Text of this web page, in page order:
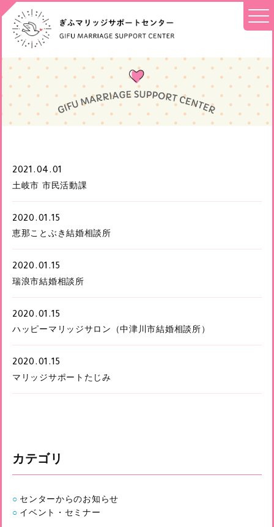
2021.04.01
土岐市 市民活動課
2020.01.15
恵那ことぶき結婚相談所
2020.01.15
瑞浪市結婚相談所
2020.01.15
ハッピーマリッジサロン（中津川市結婚相談所）
2020.01.15
マリッジサポートたじみ
カテゴリ
センターからのお知らせ
イベント・セミナー